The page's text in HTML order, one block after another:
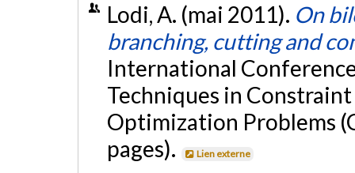
Lodi, A. (mai 2011). On
branching, cutting and
International
Techniques in
Optimization Problems
pages).
Lien externe